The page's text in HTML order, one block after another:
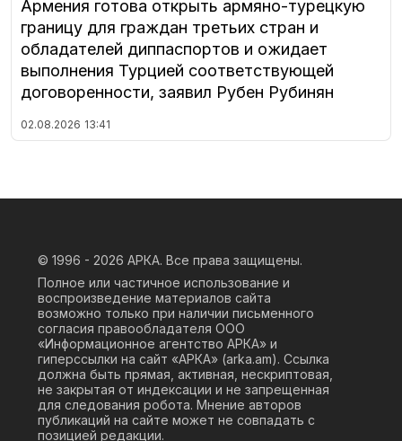
Армения готова открыть армяно-турецкую
границу для граждан третьих стран и
обладателей диппаспортов и ожидает
выполнения Турцией соответствующей
договоренности, заявил Рубен Рубинян
02.08.2026 13:41
© 1996 - 2026 АРКА. Все права защищены.
Полное или частичное использование и
воспроизведение материалов сайта
возможно только при наличии письменного
согласия правообладателя ООО
«Информационное агентство АРКА» и
гиперссылки на сайт «АРКА» (arka.am). Ссылка
должна быть прямая, активная, нескриптовая,
не закрытая от индексации и не запрещенная
для следования робота. Мнение авторов
публикаций на сайте может не совпадать с
позицией редакции.